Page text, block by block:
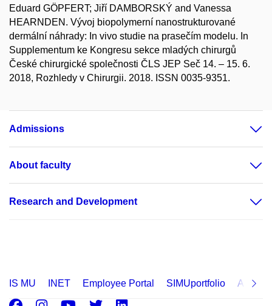
Eduard GÖPFERT; Jiří DAMBORSKÝ and Vanessa
HEARNDEN. Vývoj biopolymerní nanostrukturované
dermální náhrady: In vivo studie na prasečím modelu. In
Supplementum ke Kongresu sekce mladých chirurgů
České chirurgické společnosti ČLS JEP Seč 14. – 15. 6.
2018, Rozhledy v Chirurgii. 2018. ISSN 0035-9351.
Admissions
About faculty
Research and Development
IS MU INET Employee Portal SIMUportfolio